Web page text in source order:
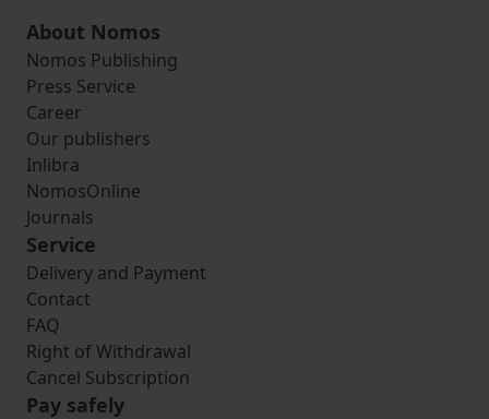
About Nomos
Nomos Publishing
Press Service
Career
Our publishers
Inlibra
NomosOnline
Journals
Service
Delivery and Payment
Contact
FAQ
Right of Withdrawal
Cancel Subscription
Pay safely